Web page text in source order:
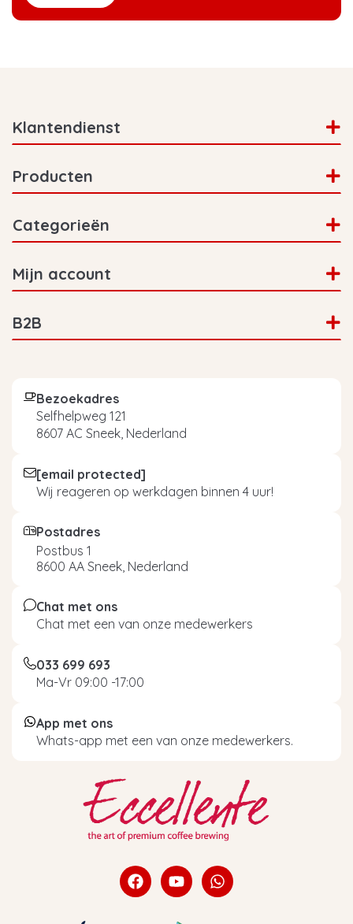
Klantendienst
Producten
Categorieën
Mijn account
B2B
Bezoekadres
Selfhelpweg 121
8607 AC Sneek, Nederland
[email protected]
Wij reageren op werkdagen binnen 4 uur!
Postadres
Postbus 1
8600 AA Sneek, Nederland
Chat met ons
Chat met een van onze medewerkers
033 699 693
Ma-Vr 09:00 -17:00
App met ons
Whats-app met een van onze medewerkers.